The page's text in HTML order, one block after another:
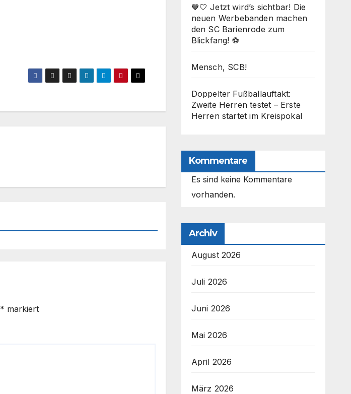
* markiert
💙🤍 Jetzt wird’s sichtbar! Die
neuen Werbebanden machen
den SC Barienrode zum
Blickfang! ⚽
Mensch, SCB!
Doppelter Fußballauftakt:
Zweite Herren testet – Erste
Herren startet im Kreispokal
Kommentare
Es sind keine Kommentare
vorhanden.
Archiv
August 2026
Juli 2026
Juni 2026
Mai 2026
April 2026
März 2026